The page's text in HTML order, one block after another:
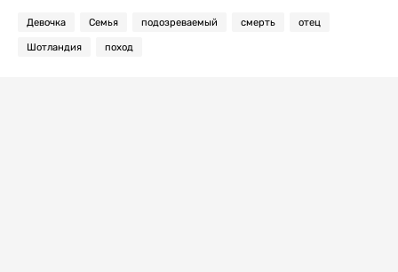
Девочка Семья подозреваемый смерть отец
Шотландия поход